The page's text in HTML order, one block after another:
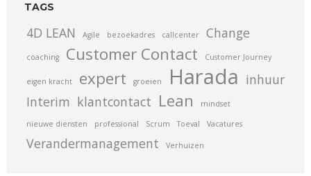
TAGS
4D LEAN Agile bezoekadres callcenter Change
coaching Customer Contact Customer Journey
eigen kracht expert groeien Harada inhuur
Interim klantcontact Lean mindset
nieuwe diensten professional Scrum Toeval Vacatures
Verandermanagement Verhuizen